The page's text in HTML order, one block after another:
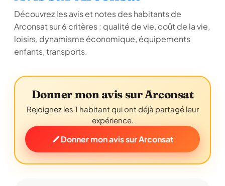
Découvrez les avis et notes des habitants de
Arconsat sur 6 critères : qualité de vie, coût de la vie,
loisirs, dynamisme économique, équipements
enfants, transports.
Donner mon avis sur Arconsat
Rejoignez les 1 habitant qui ont déjà partagé leur
expérience.
Donner mon avis sur Arconsat